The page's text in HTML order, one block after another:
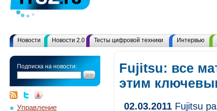
Новости Новости 2.0 Тесты цифровой техники Интервью
Подписка на новости:
Управление
Fujitsu: все
этим
02.03.2011 Fujitsu